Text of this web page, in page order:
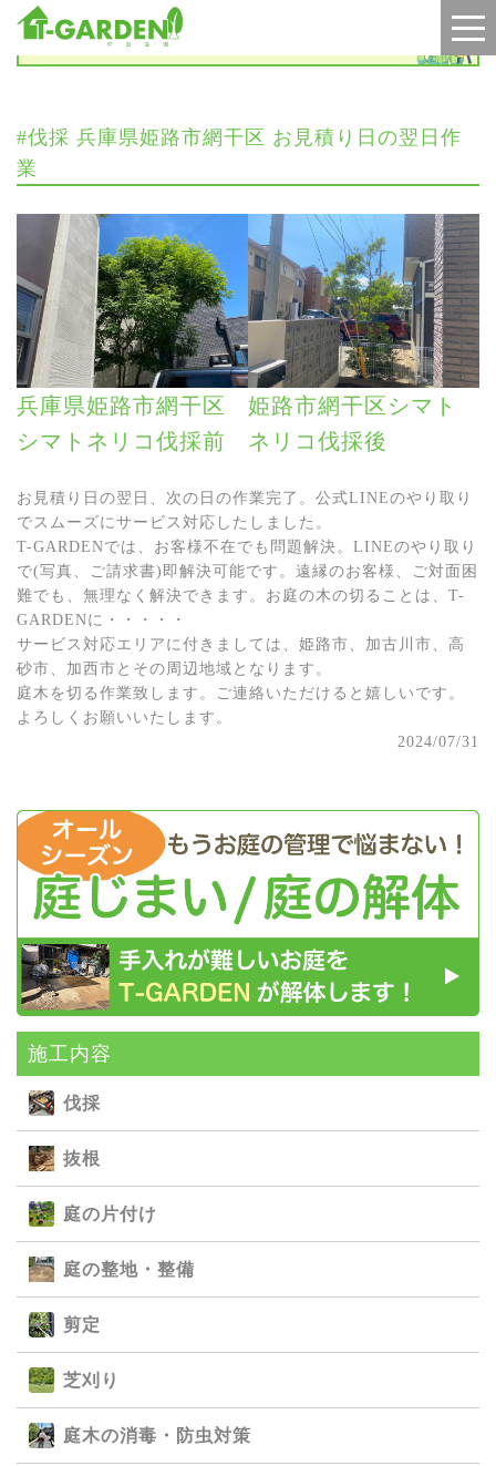
施工実績
施⼯内容
伐採
抜根
庭の⽚付け
庭の整地・整備
剪定
芝刈り
庭⽊の消毒・防⾍対策
#伐採 兵庫県姫路市網干区 お見積り日の翌日作
業
兵庫県姫路市網干区
シマトネリコ伐採前
姫路市網干区シマト
ネリコ伐採後
お見積り日の翌日、次の日の作業完了。公式LINEのやり取り
でスムーズにサービス対応したしました。
T-GARDENでは、お客様不在でも問題解決。LINEのやり取り
で(写真、ご請求書)即解決可能です。遠縁のお客様、ご対面困
難でも、無理なく解決できます。お庭の木の切ることは、T-
GARDENに・・・・・
サービス対応エリアに付きましては、姫路市、加古川市、高
砂市、加西市とその周辺地域となります。
庭木を切る作業致します。ご連絡いただけると嬉しいです。
よろしくお願いいたします。
2024/07/31